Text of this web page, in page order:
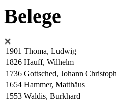
Belege
1901 Thoma, Ludwig
1826 Hauff, Wilhelm
1736 Gottsched, Johann Christoph
1654 Hammer, Matthäus
1553 Waldis, Burkhard